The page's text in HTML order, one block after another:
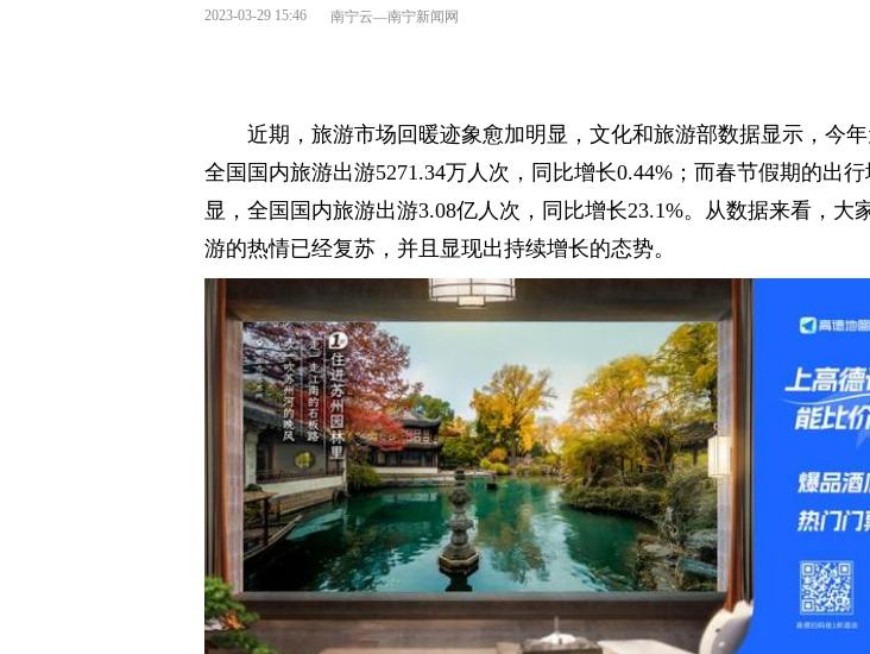
2023-03-29 15:46 南宁云—南宁新闻网
近期，旅游市场回暖迹象愈加明显，文化和旅游部数据显示，今年
全国国内旅游出游5271.34万人次，同比增长0.44%；而春节假期的出行
显，全国国内旅游出游3.08亿人次，同比增长23.1%。从数据来看，大
游的热情已经复苏，并且显现出持续增长的态势。